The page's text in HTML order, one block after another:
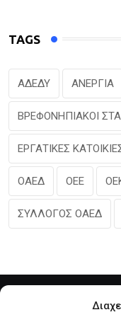
TAGS
ΑΔΕΔΥ ΑΝΕΡΓΙΑ
ΒΡΕΦΟΝΗΠΙΑΚΟΙ
ΕΡΓΑΤΙΚΕΣ
ΟΑΕΔ ΟΕΕ
ΣΥΛΛΟΓΟΣ ΟΑΕΔ